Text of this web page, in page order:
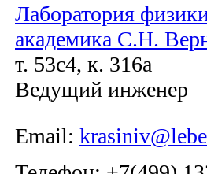
Лаборатория
академика С.Н.
т. 53с4, к. 316а
Ведущий инженер
Email: